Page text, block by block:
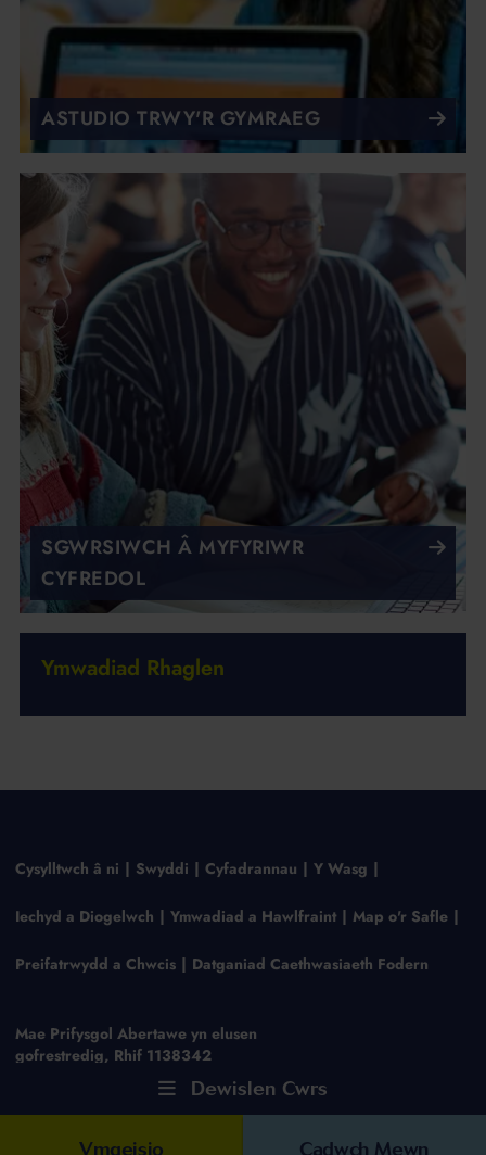
Dewislen Cwrs
Ymgeisio Cadwch Mewn
ASTUDIO TRWY'R GYMRAEG
SGWRSIWCH Â MYFYRIWR
CYFREDOL
Ymwadiad Rhaglen
Cysylltwch â ni Swyddi Cyfadrannau Y Wasg
Iechyd a Diogelwch Ymwadiad a Hawlfraint Map o'r Safle
Preifatrwydd a Chwcis Datganiad Caethwasiaeth Fodern
Mae Prifysgol Abertawe yn elusen
gofrestredig, Rhif 1138342